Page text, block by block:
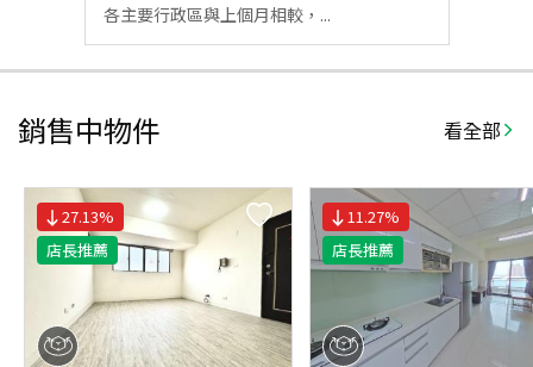
各主要行政區與上個月相較，...
銷售中物件 看全部
27.13%
店長推薦
11.27%
店長推薦